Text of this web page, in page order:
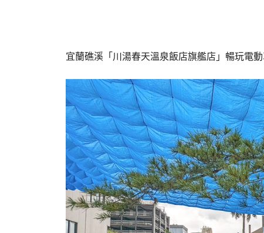
宜蘭礁溪「川湯春天溫泉飯店旗艦店」暢玩電